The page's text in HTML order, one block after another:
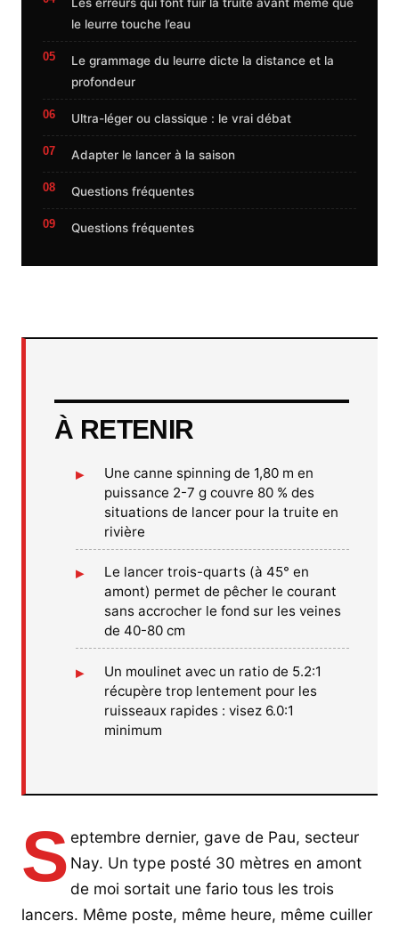
le leurre touche l’eau
Le grammage du leurre dicte la distance et la
profondeur
Ultra-léger ou classique : le vrai débat
Adapter le lancer à la saison
Questions fréquentes
Questions fréquentes
À RETENIR
Une canne spinning de 1,80 m en
puissance 2-7 g couvre 80 % des
situations de lancer pour la truite en
rivière
Le lancer trois-quarts (à 45° en
amont) permet de pêcher le courant
sans accrocher le fond sur les veines
de 40-80 cm
Un moulinet avec un ratio de 5.2:1
récupère trop lentement pour les
ruisseaux rapides : visez 6.0:1
minimum
S eptembre dernier, gave de Pau, secteur
Nay. Un type posté 30 mètres en amont
de moi sortait une fario tous les trois
lancers. Même poste, même heure, même cuiller